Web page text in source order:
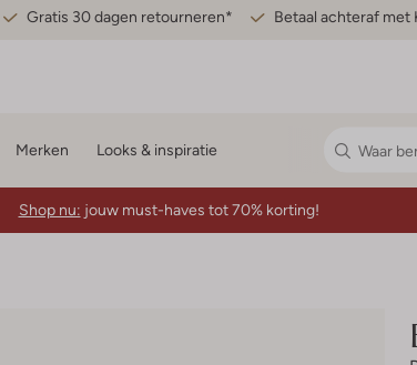
Gratis 30 dagen retourneren* Betaal achteraf met
Merken Looks & inspiratie
Shop nu: jouw must-haves tot 70% korting!